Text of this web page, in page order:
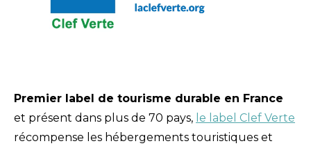
Premier label de tourisme durable en France
et présent dans plus de 70 pays, le label Clef Verte
récompense les hébergements touristiques et